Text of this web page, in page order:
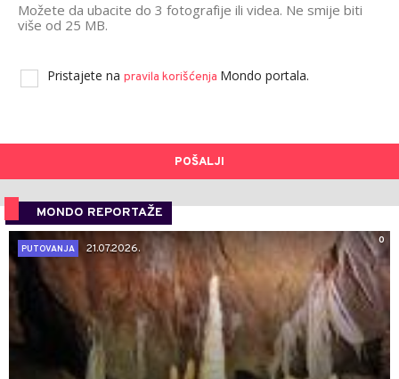
Možete da ubacite do 3 fotografije ili videa. Ne smije biti
više od 25 MB.
Pristajete na pravila korišćenja Mondo portala.
POŠALJI
MONDO REPORTAŽE
0
PUTOVANJA
21.07.2026.